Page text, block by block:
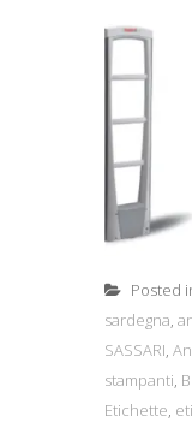
Posted
sardegna,
SASSARI,
stampanti,
Etichette,